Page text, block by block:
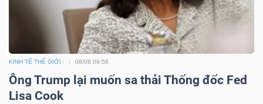
KINH TẾ THẾ GIỚI 08/08 09:58
Ông Trump lại muốn sa thải Thống đốc Fed
Lisa Cook